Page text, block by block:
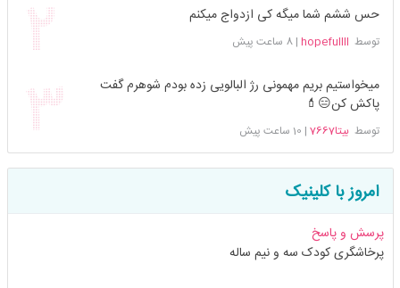
حس ششم شما میگه کی ازدواج میکنم
توسط hopefullll
|8 ساعت پیش
میخواستیم بریم مهمونی رژ البالویی زده بودم شوهرم گفت
پاکش کن😑💄
توسطبیتا7667 | 10 ساعت پیش
امروز با کلینیک
پرسش و پاسخ
پرخاشگری کودک سه و نیم ساله